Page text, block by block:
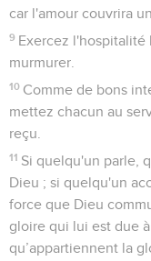
car l'amour couvrira
9 Exercez l'hospitalité
murmurer.
10 Comme de bons
mettez chacun au
reçu.
11 Si quelqu'un parle,
Dieu ; si quelqu'un
force que Dieu
gloire qui lui est due
qu’appartiennent la